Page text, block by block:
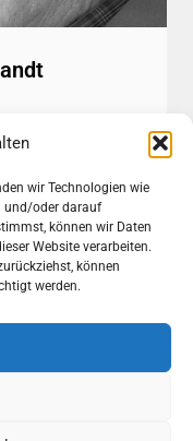
wir Technologien wie
und/oder darauf
können wir Daten
Website verarbeiten.
können
werden.
Lübeck e.V. von